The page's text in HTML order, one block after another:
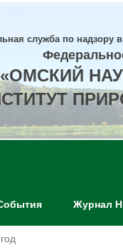
служба по надзору
«ОМСКИЙ
Журнал